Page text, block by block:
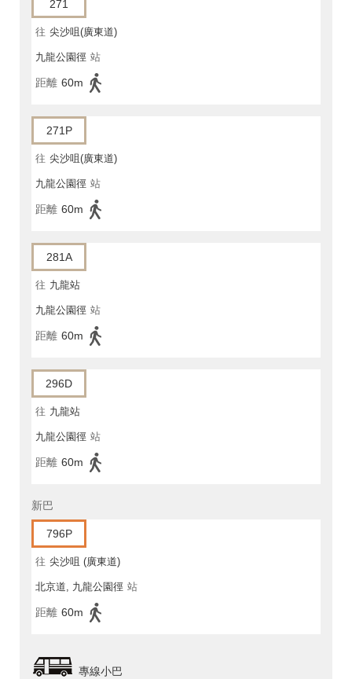
271
往 尖沙咀(廣東道)
九龍公園徑 站
距離 60m
271P
往 尖沙咀(廣東道)
九龍公園徑 站
距離 60m
281A
往 九龍站
九龍公園徑 站
距離 60m
296D
往 九龍站
九龍公園徑 站
距離 60m
新巴
796P
往 尖沙咀 (廣東道)
北京道, 九龍公園徑 站
距離 60m
專線小巴